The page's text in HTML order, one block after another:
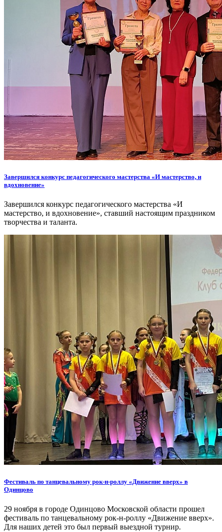
Завершился конкурс педагогического мастерства «И мастерство, и
вдохновение»
Завершился конкурс педагогического мастерства «И
мастерство, и вдохновение», ставший настоящим праздником
творчества и таланта.
Фестиваль по танцевальному рок-н-роллу «Движение вверх» в
Одинцово
29 ноября в городе Одинцово Московской области прошел
фестиваль по танцевальному рок-н-роллу «Движение вверх».
Для наших детей это был первый выездной турнир.